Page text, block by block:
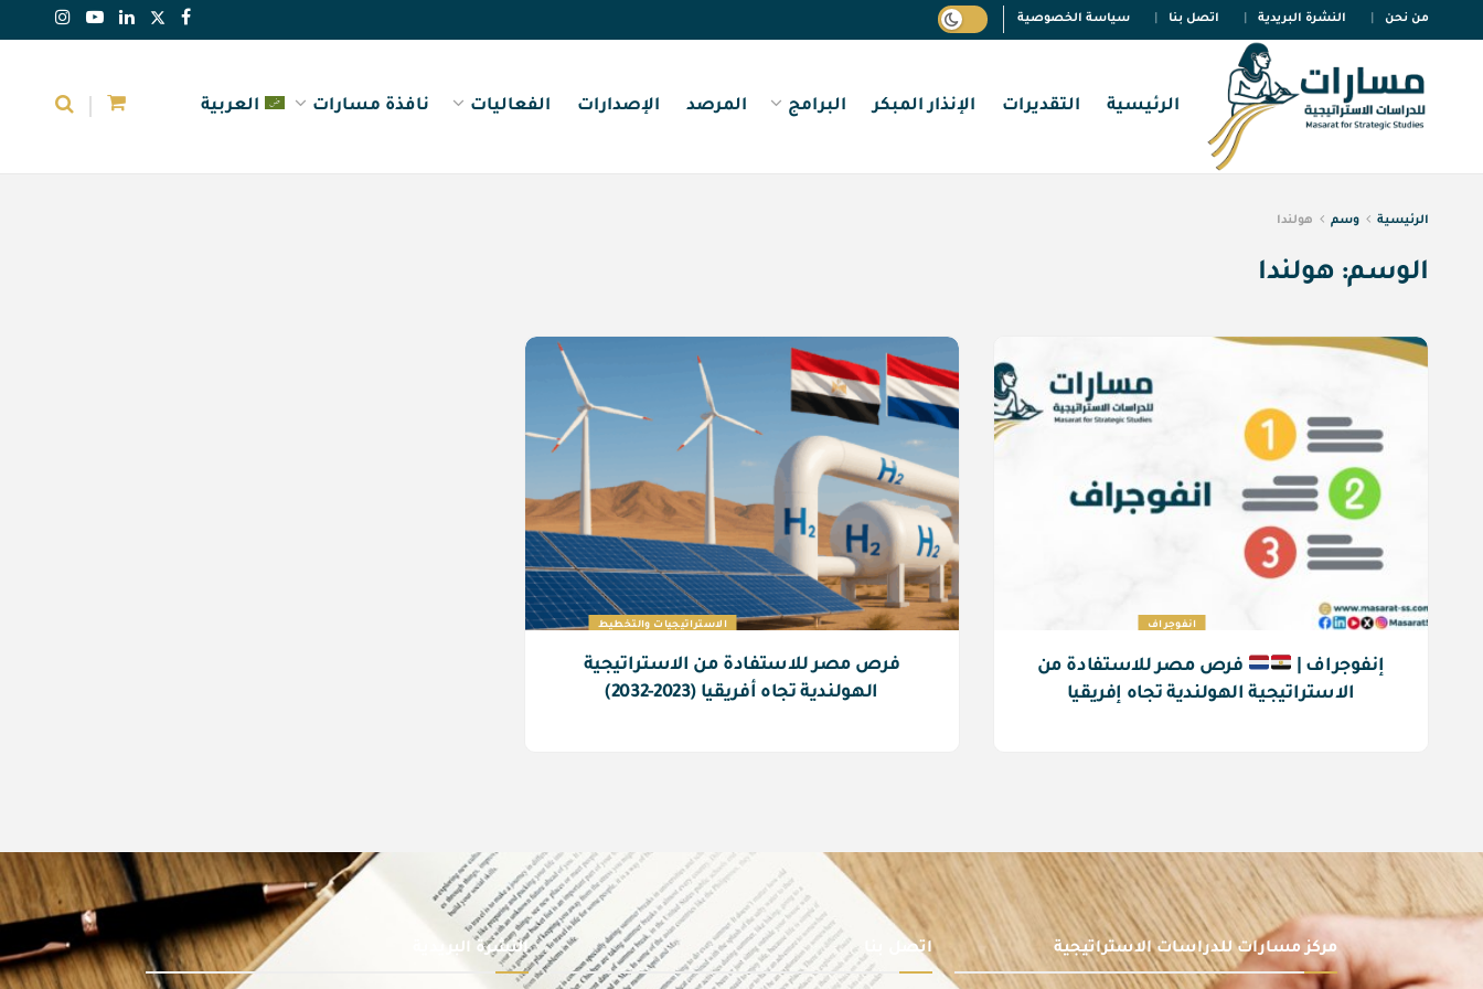
من نحن النشرة البريدية اتصل بنا سياسة الخصوصية
الرئيسية التقديرات الإنذار المبكر البرامج المرصد الإصدارات الفعاليات نافذة مسارات العربية
الرئيسية وسم هولندا
الوسم: هولندا
انفوجراف
إنفوجراف |
فرص مصر للاستفادة من
الاستراتيجية الهولندية تجاه إفريقيا
الاستراتيجيات والتخطيط
فرص مصر للاستفادة من الاستراتيجية
الهولندية تجاه أفريقيا (2023-2032)
مركز مسارات للدراسات الاستراتيجية اتصل بنا النشرة البريدية